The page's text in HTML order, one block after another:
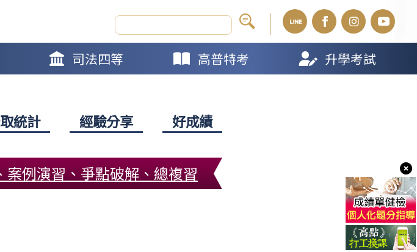
司法四等 高普特考 升學考試
統計 經驗分享 好成績
案例演習、爭點破解、總複習